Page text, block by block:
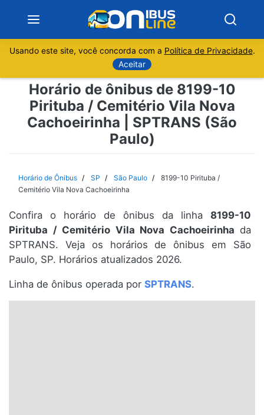
Sobre
Minas Gerais
Rio de Janeiro
Espírito Santo
Paraná
Usando este site, você concorda com a Política de Privacidade.
Aceitar
Horário de ônibus de 8199-10
Pirituba / Cemitério Vila Nova
Cachoeirinha | SPTRANS (São
Paulo)
Horário de Ônibus SP São Paulo
8199-10 Pirituba /
Cemitério Vila Nova Cachoeirinha
Confira o horário de ônibus da linha 8199-10
Pirituba / Cemitério Vila Nova Cachoeirinha da
SPTRANS. Veja os horários de ônibus em São
Paulo, SP. Horários atualizados 2026.
Linha de ônibus operada por SPTRANS.